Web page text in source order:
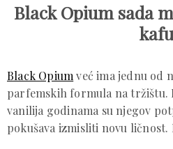
Black Opium sada
kafu
Black Opiumveć ima jednu od
parfemskih formula na tržištu.
vanilija godinama su njegov
pokušava izmisliti novu ličnost.